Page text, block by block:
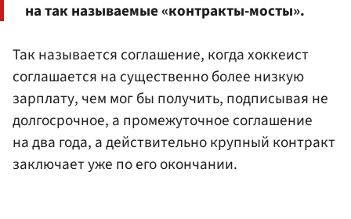
на так называемые «контракты-мосты».
Так называется соглашение, когда хоккеист
соглашается на существенно более низкую
зарплату, чем мог бы получить, подписывая не
долгосрочное, а промежуточное соглашение
на два года, а действительно крупный контракт
заключает уже по его окончании.